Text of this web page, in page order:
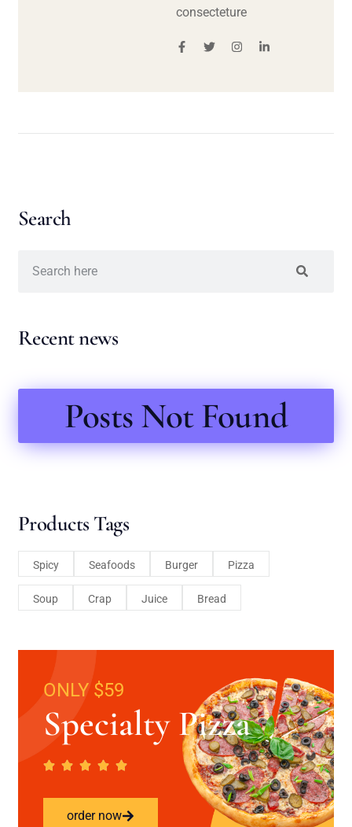
consecteture
Search
Recent news
Posts Not Found
Products Tags
Spicy Seafoods Burger Pizza
Soup Crap Juice Bread
ONLY $59
Specialty Pizza
order now